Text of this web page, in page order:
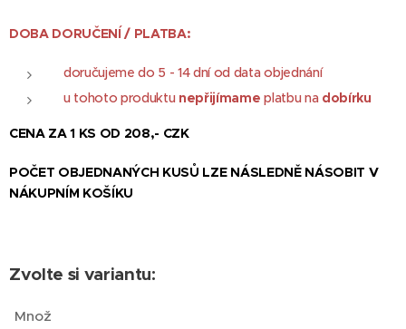
DOBA DORUČENÍ / PLATBA:
doručujeme do 5 - 14 dní od data objednání
u tohoto produktu nepřijímame platbu na dobírku
CENA ZA 1 KS OD 208,- CZK
POČET OBJEDNANÝCH KUSŮ LZE NÁSLEDNĚ NÁSOBIT V
NÁKUPNÍM KOŠÍKU
Zvolte si variantu:
Množ